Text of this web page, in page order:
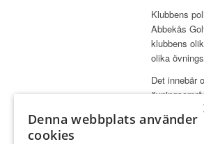
Klubbens
Abbekås
klubbens
olika
Det innebär
en bra
Denna webbplats använder
cookies